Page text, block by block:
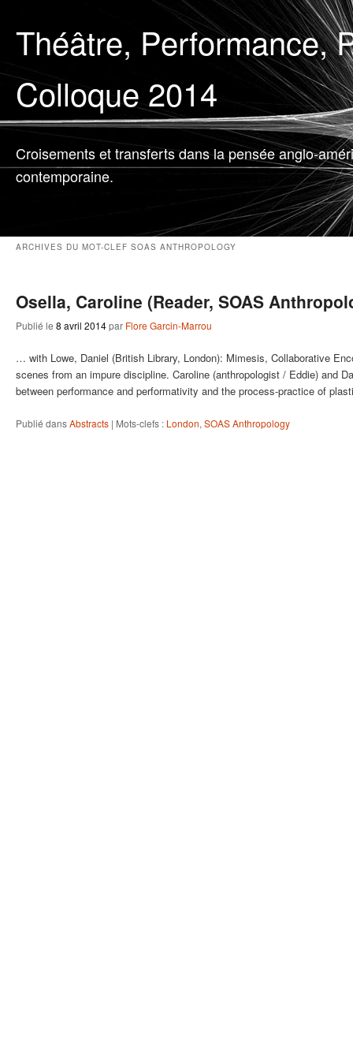
Théâtre, Performance,
Colloque 2014
Croisements et transferts dans la pensée anglo-
contemporaine.
ARCHIVES DU MOT-CLEF SOAS ANTHROPOLOGY
Osella, Caroline (Reader, SOAS
Publié le 8 avril 2014par Flore Garcin-Marrou
… with Lowe, Daniel (British Library, London): Mimesis, Collaborative
scenes from an impure discipline. Caroline (anthropologist / Eddie) and
between performance and performativity and the process-practice of
Publié dansAbstracts | Mots-clefs : London, SOAS Anthropology